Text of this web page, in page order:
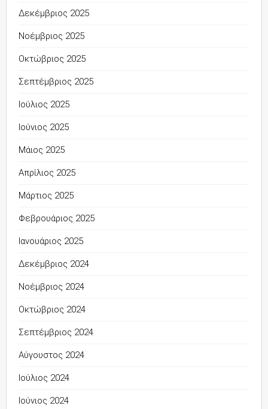
Δεκέμβριος 2025
Νοέμβριος 2025
Οκτώβριος 2025
Σεπτέμβριος 2025
Ιούλιος 2025
Ιούνιος 2025
Μάιος 2025
Απρίλιος 2025
Μάρτιος 2025
Φεβρουάριος 2025
Ιανουάριος 2025
Δεκέμβριος 2024
Νοέμβριος 2024
Οκτώβριος 2024
Σεπτέμβριος 2024
Αύγουστος 2024
Ιούλιος 2024
Ιούνιος 2024